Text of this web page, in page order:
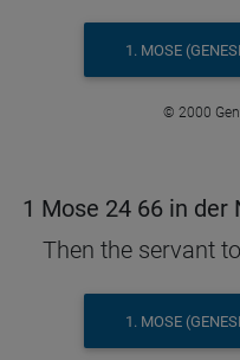
1. MOSE
© 2000
1 Mose 24 66 in
Then the servant
1. MOSE